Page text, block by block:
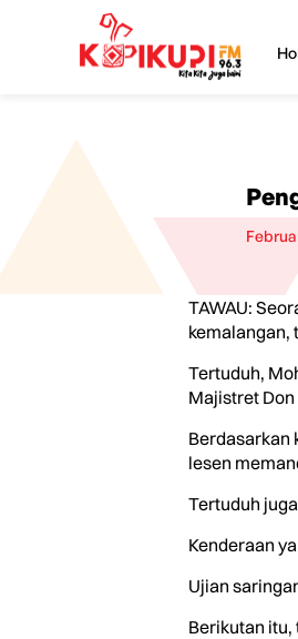
TAWAU:
kemalangan,
Tertuduh,
Majistret
Berdasarkan
lesen
Tertuduh
Kenderaan
Ujian
Berikutan itu,